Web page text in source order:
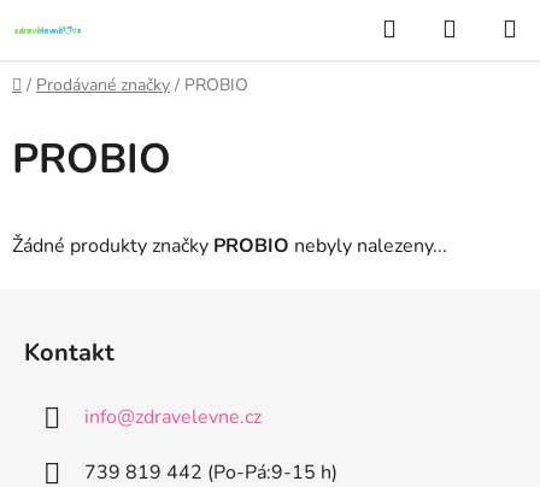
na
obsah
Hledat
KOŠÍK
Domů
/ Prodávané značky / PROBIO
PROBIO
Žádné produkty značky PROBIO nebyly nalezeny...
Kontakt
info@zdravelevne.cz
739 819 442 (Po-Pá:9-15 h)